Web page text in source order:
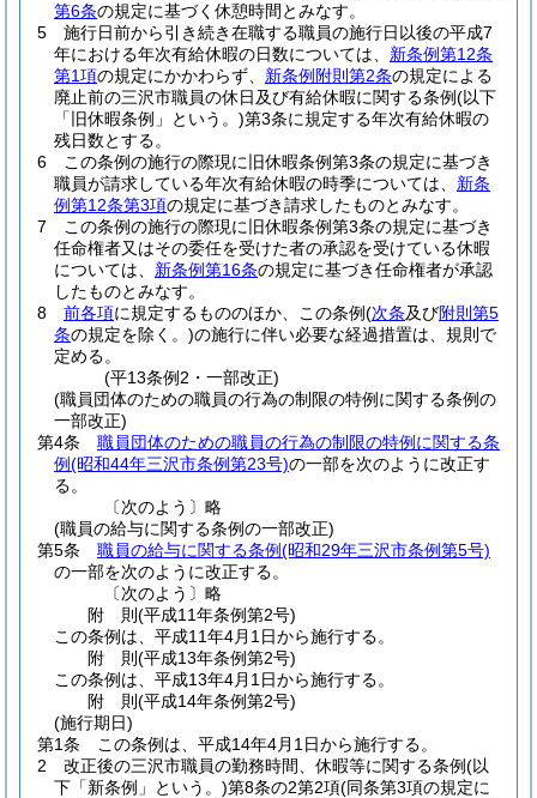
第6条の規定に基づく休憩時間とみなす。
5
施行日前から引き続き在職する職員の施行日以後の平成7
年における年次有給休暇の日数については、 新条例第12条
第1項の規定にかかわらず、 新条例附則第2条の規定による
廃止前の三沢市職員の休日及び有給休暇に関する条例(以下
「旧休暇条例」という。)第3条に規定する年次有給休暇の
残日数とする。
6
この条例の施行の際現に旧休暇条例第3条の規定に基づき
職員が請求している年次有給休暇の時季については、 新条
例第12条第3項の規定に基づき請求したものとみなす。
7
この条例の施行の際現に旧休暇条例第3条の規定に基づき
任命権者又はその委任を受けた者の承認を受けている休暇
については、 新条例第16条の規定に基づき任命権者が承認
したものとみなす。
8
前各項に規定するもののほか、この条例(次条及び附則第5
条の規定を除く。)の施行に伴い必要な経過措置は、規則で
定める。
(平13条例2・一部改正)
(職員団体のための職員の行為の制限の特例に関する条例の
一部改正)
第4条
職員団体のための職員の行為の制限の特例に関する条
例(昭和44年三沢市条例第23号)の一部を次のように改正す
る。
〔次のよう〕略
(職員の給与に関する条例の一部改正)
第5条
職員の給与に関する条例(昭和29年三沢市条例第5号)
の一部を次のように改正する。
〔次のよう〕略
附 則(平成11年条例第2号)
この条例は、平成11年4月1日から施行する。
附 則(平成13年条例第2号)
この条例は、平成13年4月1日から施行する。
附 則(平成14年条例第2号)
(施行期日)
第1条
この条例は、平成14年4月1日から施行する。
2
改正後の三沢市職員の勤務時間、休暇等に関する条例(以
下「新条例」という。)第8条の2第2項(同条第3項の規定に